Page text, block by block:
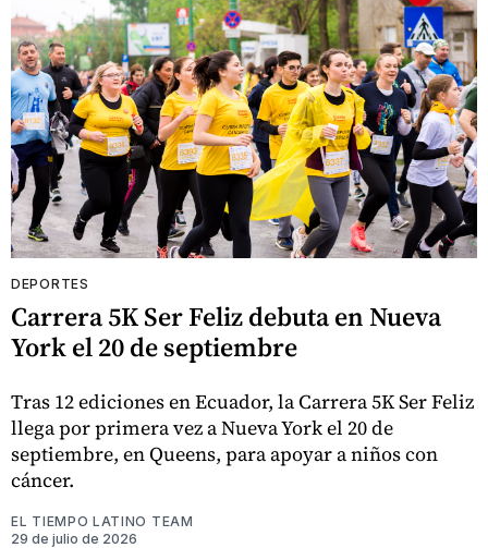
DEPORTES
Carrera 5K Ser Feliz debuta en Nueva
York el 20 de septiembre
Tras 12 ediciones en Ecuador, la Carrera 5K Ser Feliz
llega por primera vez a Nueva York el 20 de
septiembre, en Queens, para apoyar a niños con
cáncer.
EL TIEMPO LATINO TEAM
29 de julio de 2026